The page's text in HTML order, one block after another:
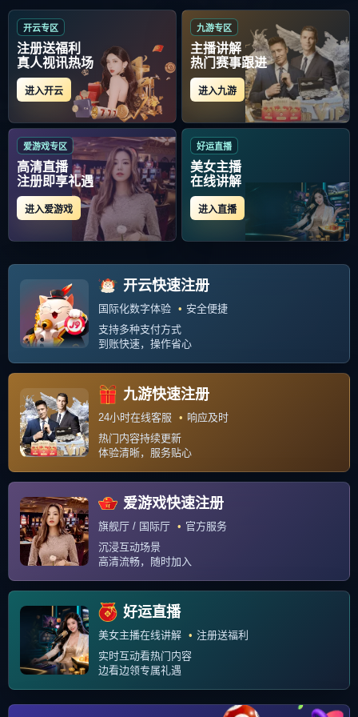
4006669527
APP下载
友情链接：